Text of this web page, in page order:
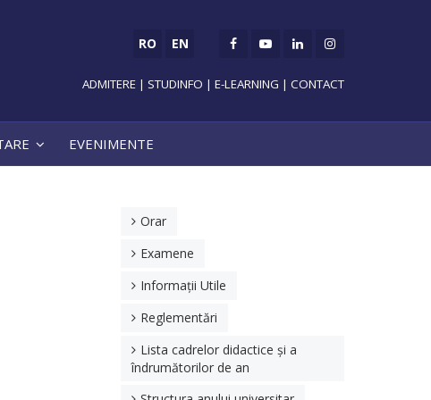
RO EN
ADMITERE | STUDINFO | E-LEARNING | CONTACT
EVENIMENTE
Orar
Examene
Informații Utile
Reglementări
Lista cadrelor didactice și a
îndrumătorilor de an